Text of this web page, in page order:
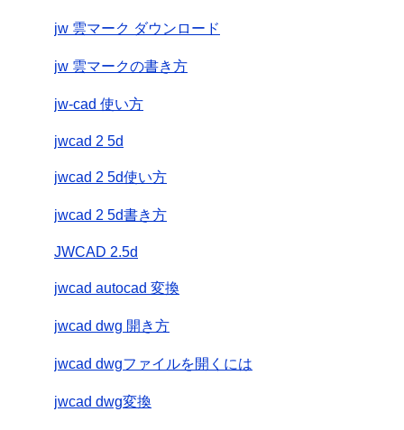
jw 雲マーク ダウンロード
jw 雲マークの書き方
jw-cad 使い方
jwcad 2 5d
jwcad 2 5d使い方
jwcad 2 5d書き方
JWCAD 2.5d
jwcad autocad 変換
jwcad dwg 開き方
jwcad dwgファイルを開くには
jwcad dwg変換